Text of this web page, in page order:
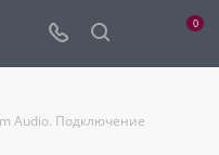
0
Audio. Подключение